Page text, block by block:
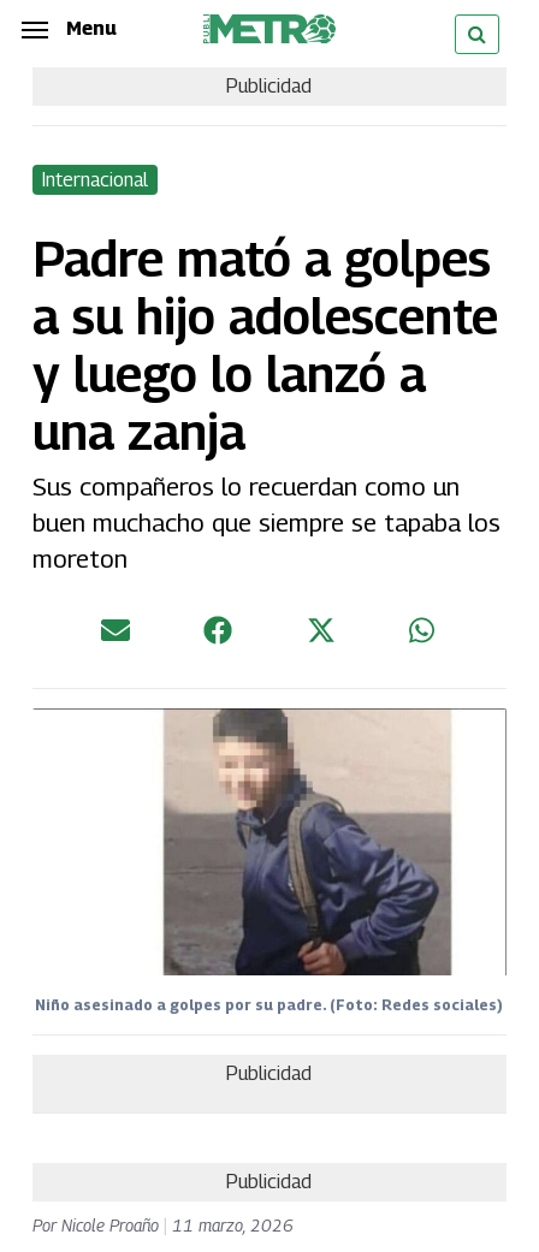
Skip
content
Menu
Publicidad
Internacional
Padre mató a golpes
a su hijo adolescente
y luego lo lanzó a
una zanja
Sus compañeros lo recuerdan como un
buen muchacho que siempre se tapaba los
moreton
Niño asesinado a golpes por su padre. (Foto: Redes sociales)
Publicidad
Publicidad
PorNicole Proaño 11 marzo, 2026
Menu